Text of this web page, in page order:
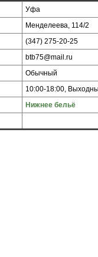
Уфа
Менделеева, 114/2
(347) 275-20-25
btb75@mail.ru
Обычный
10:00-18:00,
Нижнее бельё